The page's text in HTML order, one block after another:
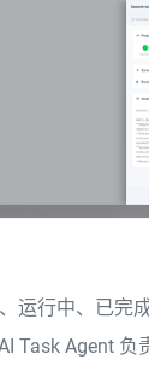
运行中、已完
Task Agent 负